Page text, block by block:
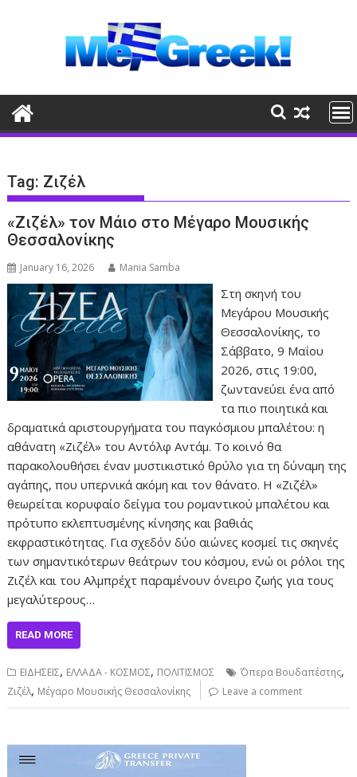
Tag: Ζιζέλ
«Ζιζέλ» τον Μάιο στο Μέγαρο Μουσικής
Θεσσαλονίκης
January 16, 2026 Mania Samba
Στη σκηνή του
Μεγάρου Μουσικής
Θεσσαλονίκης, το
Σάββατο, 9 Μαΐου
2026, στις 19:00​,
ζωντανεύει ένα από
τα πιο ποιητικά και
δραματικά αριστουργήματα του παγκόσμιου μπαλέτου: η
αθάνατη «Ζιζέλ» του Αντόλφ Αντάμ. Το κοινό θα
παρακολουθήσει έναν μυστικιστικό θρύλο για τη δύναμη της
αγάπης, που υπερνικά ακόμη και τον θάνατο. Η «Ζιζέλ»
θεωρείται κορυφαίο δείγμα του ρομαντικού μπαλέτου και
πρότυπο εκλεπτυσμένης κίνησης και βαθιάς
εκφραστικότητας. Για σχεδόν δύο αιώνες κοσμεί τις σκηνές
των σημαντικότερων θεάτρων του κόσμου, ενώ οι ρόλοι της
Ζιζέλ και του Αλμπρέχτ παραμένουν όνειρο ζωής για τους
μεγαλύτερους…
READ MORE
ΕΙΔΗΣΕΙΣ, ΕΛΛΑΔΑ - ΚΟΣΜΟΣ, ΠΟΛΙΤΙΣΜΟΣ ΄Όπερα Βουδαπέστης,
Ζιζέλ, Μέγαρο Μουσικής Θεσσαλονίκης Leave a comment